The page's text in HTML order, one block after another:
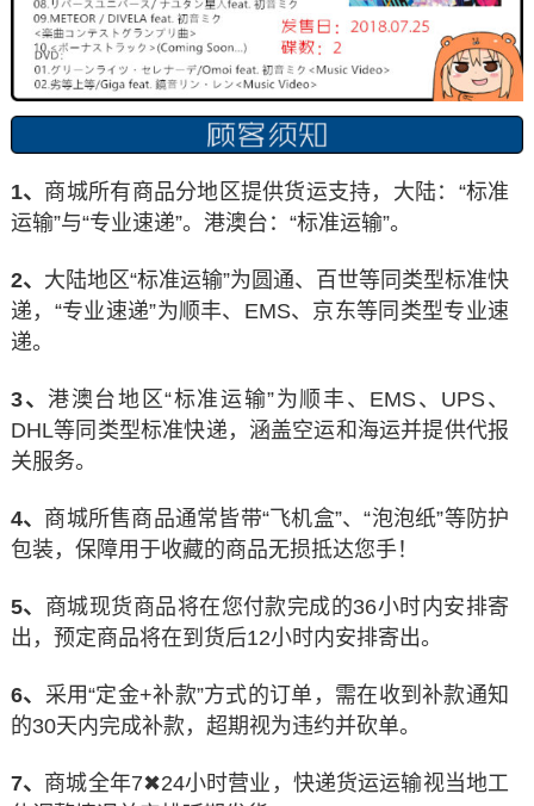
1、 商城所有商品分地区提供货运支持，大陆：“标准
运输”与“专业速递”。港澳台：“标准运输”。
2、 大陆地区“标准运输”为圆通、百世等同类型标准快
递，“专业速递”为顺丰、EMS、京东等同类型专业速
递。
3、港澳台地区“标准运输”为顺丰、EMS、UPS、
DHL等同类型标准快递，涵盖空运和海运并提供代报
关服务。
4、 商城所售商品通常皆带“飞机盒”、“泡泡纸”等防护
包装，保障用于收藏的商品无损抵达您手！
5、 商城现货商品将在您付款完成的36小时内安排寄
出，预定商品将在到货后12小时内安排寄出。
6、 采用“定金+补款”方式的订单，需在收到补款通知
的30天内完成补款，超期视为违约并砍单。
7、 商城全年7✖24小时营业，快递货运运输视当地工